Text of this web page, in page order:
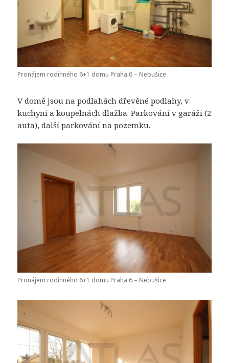
Pronájem rodinného 6+1 domu Praha 6 – Nebušice
V domě jsou na podlahách dřevěné podlahy, v
kuchyni a koupelnách dlažba. Parkování v garáži (2
auta), další parkování na pozemku.
Pronájem rodinného 6+1 domu Praha 6 – Nebušice